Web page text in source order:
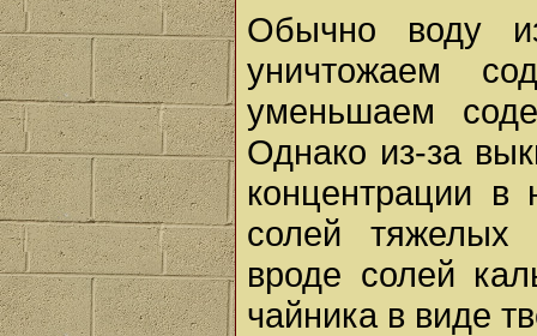
Обычно воду
уничтожаем
уменьшаем
Однако из-за
концентрации в
солей тяжелых
вроде солей
чайника в виде